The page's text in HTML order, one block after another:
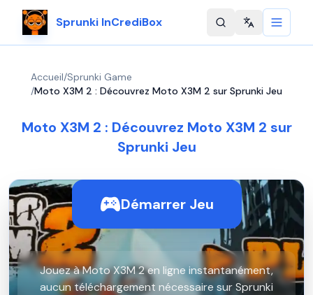
Sprunki InCrediBox Change
Accueil/Sprunki Game
/Moto X3M 2 : Découvrez Moto X3M 2 sur Sprunki Jeu
Moto X3M 2 : Découvrez Moto X3M 2 sur
Sprunki Jeu
Démarrer Jeu
Jouez à Moto X3M 2 en ligne instantanément,
aucun téléchargement nécessaire sur Sprunki